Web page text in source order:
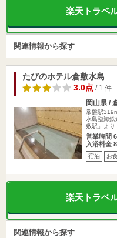
楽天トラベ
関連情報から探す
たびのホテル倉敷水島
3.0点/ 1 件
岡山県 /
常盤駅
水島臨海
敷駅」より
営業時間
入浴料金
宿泊 お
楽天トラベ
関連情報から探す